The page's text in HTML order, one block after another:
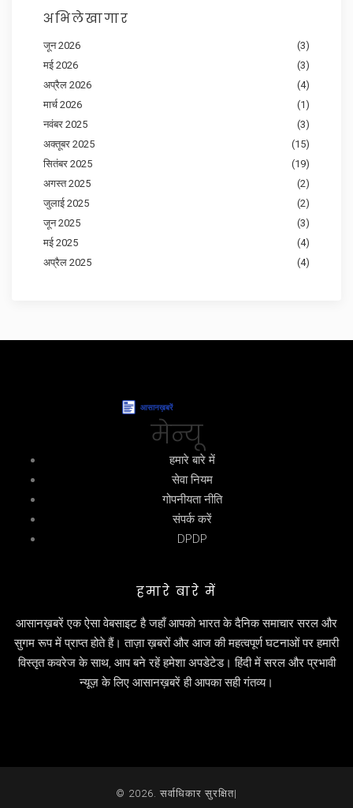
अभिलेखागार
जून 2026
(3)
मई 2026
(3)
अप्रैल 2026
(4)
मार्च 2026
(1)
नवंबर 2025
(3)
अक्तूबर 2025
(15)
सितंबर 2025
(19)
अगस्त 2025
(2)
जुलाई 2025
(2)
जून 2025
(3)
मई 2025
(4)
अप्रैल 2025
(4)
मेन्यू
हमारे बारे में
सेवा नियम
गोपनीयता नीति
संपर्क करें
DPDP
हमारे बारे में
आसानख़बरें एक ऐसा वेबसाइट है जहाँ आपको भारत के दैनिक समाचार सरल और
सुगम रूप में प्राप्त होते हैं। ताज़ा ख़बरों और आज की महत्वपूर्ण घटनाओं पर हमारी
विस्तृत कवरेज के साथ, आप बने रहें हमेशा अपडेटेड। हिंदी में सरल और प्रभावी
न्यूज़ के लिए आसानख़बरें ही आपका सही गंतव्य।
© 2026. सर्वाधिकार सुरक्षित|